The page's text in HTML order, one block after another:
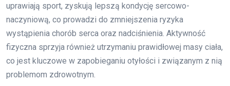
uprawiają sport, zyskują lepszą kondycję sercowo-
naczyniową, co prowadzi do zmniejszenia ryzyka
wystąpienia chorób serca oraz nadciśnienia. Aktywność
fizyczna sprzyja również utrzymaniu prawidłowej masy ciała,
co jest kluczowe w zapobieganiu otyłości i związanym z nią
problemom zdrowotnym.